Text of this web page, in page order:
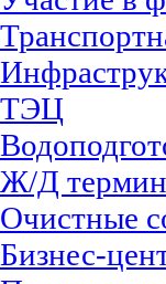
ТЭЦ
Ж/Д
Очистные
Бизнес-